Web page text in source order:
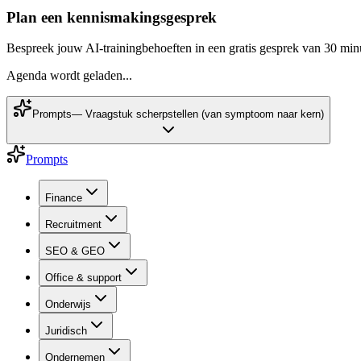
Plan een kennismakingsgesprek
Bespreek jouw AI-trainingbehoeften in een gratis gesprek van 30
Agenda wordt geladen...
Prompts— Vraagstuk scherpstellen (van symptoom naar kern)
Prompts
Finance
Recruitment
SEO & GEO
Office & support
Onderwijs
Juridisch
Ondernemen